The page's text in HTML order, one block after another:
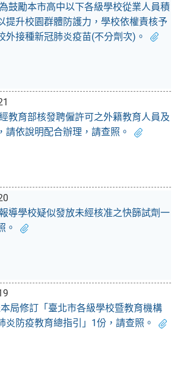
為鼓勵本市高中以下各級學校從業人員積
提升校園群體防護力，學校依權責核予
外接種新冠肺炎疫苗(不分劑次)。
經教育部核發聘僱許可之外籍教育人員及
請依說明配合辦理，請查照。
導學校疑似發放未經核准之快篩試劑一
。
局修訂「臺北市各級學校暨教育機構
炎防疫教育總指引」1份，請查照。